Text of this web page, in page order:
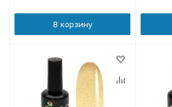
В корзину